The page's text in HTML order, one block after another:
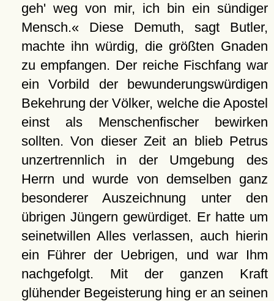
geh' weg von mir, ich bin ein sündiger
Mensch.« Diese Demuth, sagt Butler,
machte ihn würdig, die größten Gnaden
zu empfangen. Der reiche Fischfang war
ein Vorbild der bewunderungswürdigen
Bekehrung der Völker, welche die Apostel
einst als Menschenfischer bewirken
sollten. Von dieser Zeit an blieb Petrus
unzertrennlich in der Umgebung des
Herrn und wurde von demselben ganz
besonderer Auszeichnung unter den
übrigen Jüngern gewürdiget. Er hatte um
seinetwillen Alles verlassen, auch hierin
ein Führer der Uebrigen, und war Ihm
nachgefolgt. Mit der ganzen Kraft
glühender Begeisterung hing er an seinen